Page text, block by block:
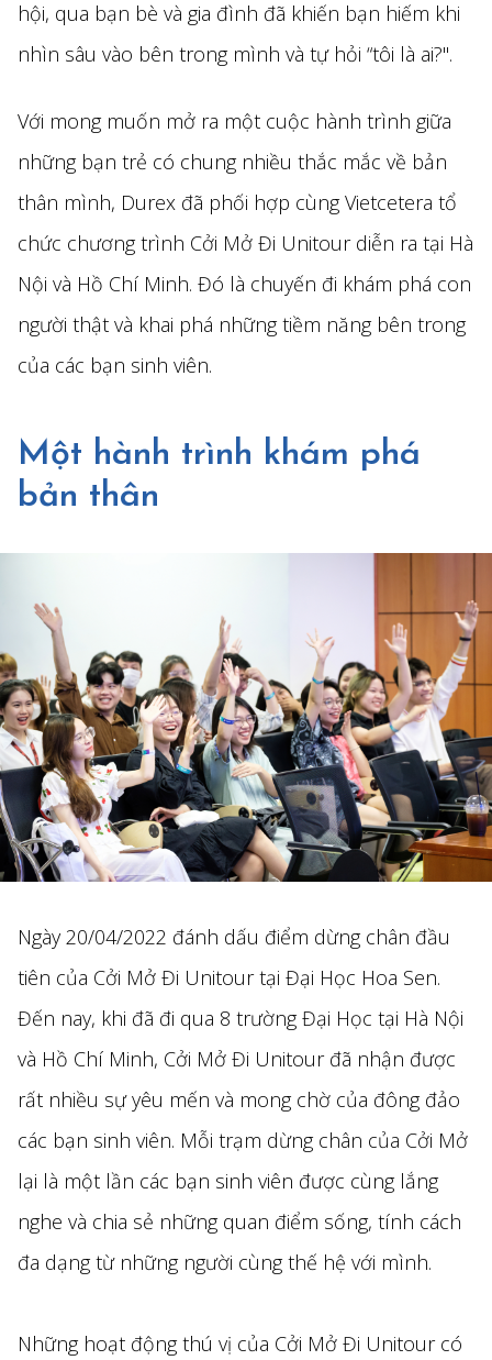
hội, qua bạn bè và gia đình đã khiến bạn hiếm khi
nhìn sâu vào bên trong mình và tự hỏi “tôi là ai?".
Với mong muốn mở ra một cuộc hành trình giữa
những bạn trẻ có chung nhiều thắc mắc về bản
thân mình, Durex đã phối hợp cùng Vietcetera tổ
chức chương trình Cởi Mở Đi Unitour diễn ra tại Hà
Nội và Hồ Chí Minh. Đó là chuyến đi khám phá con
người thật và khai phá những tiềm năng bên trong
của các bạn sinh viên.
Một hành trình khám phá
bản thân
Ngày 20/04/2022 đánh dấu điểm dừng chân đầu
tiên của Cởi Mở Đi Unitour tại Đại Học Hoa Sen.
Đến nay, khi đã đi qua 8 trường Đại Học tại Hà Nội
và Hồ Chí Minh, Cởi Mở Đi Unitour đã nhận được
rất nhiều sự yêu mến và mong chờ của đông đảo
các bạn sinh viên. Mỗi trạm dừng chân của Cởi Mở
lại là một lần các bạn sinh viên được cùng lắng
nghe và chia sẻ những quan điểm sống, tính cách
đa dạng từ những người cùng thế hệ với mình.
Những hoạt động thú vị của Cởi Mở Đi Unitour có